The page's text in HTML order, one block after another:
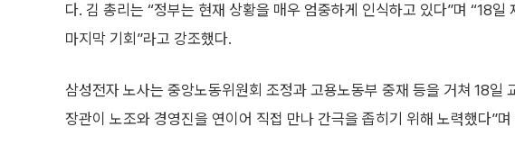
다. 김 총리는 “정부는 현재 상황을 매우 엄중하게 인식하고 있다”며 “18
마지막 기회”라고 강조했다.
삼성전자 노사는 중앙노동위원회 조정과 고용노동부 중재 등을 거쳐 18일
장관이 노조와 경영진을 연이어 직접 만나 간극을 좁히기 위해 노력했다”